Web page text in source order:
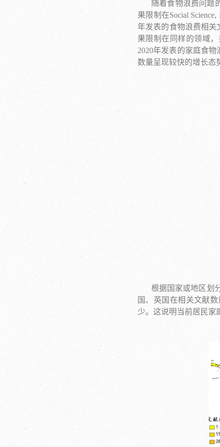
随着食物浪费问题
果限制在Social
年发表的食物浪费相关
果限制在同样的领域，
2020年发表的家庭食
数量呈现较快的增长态
根据国家或地区划
国、英国在相关文献
少。这说明当前居民家